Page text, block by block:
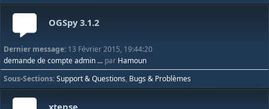
OGSpy 3.1.2
Dernier message: 13 Février 2015, 19:44:20
demande de compte admin ... par Hamoun
Sous-Sections Support & Questions Bugs & Problèmes